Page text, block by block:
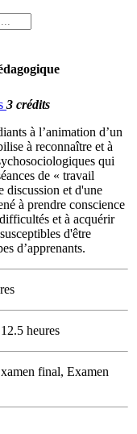
3 crédits
à l’animation d’un
à reconnaître et à
qui
de « travail
discussion et d'une
à prendre conscience
et à acquérir
d'être
d’apprenants.
heures
final, Examen